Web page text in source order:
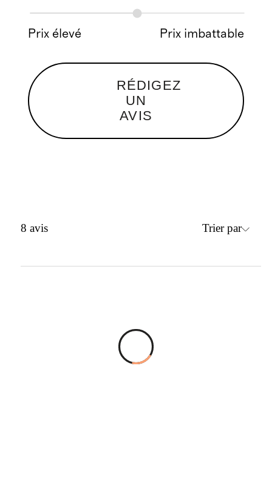
Prix élevé Prix imbattable
RÉDIGEZ
UN
AVIS
8 avis Trier par